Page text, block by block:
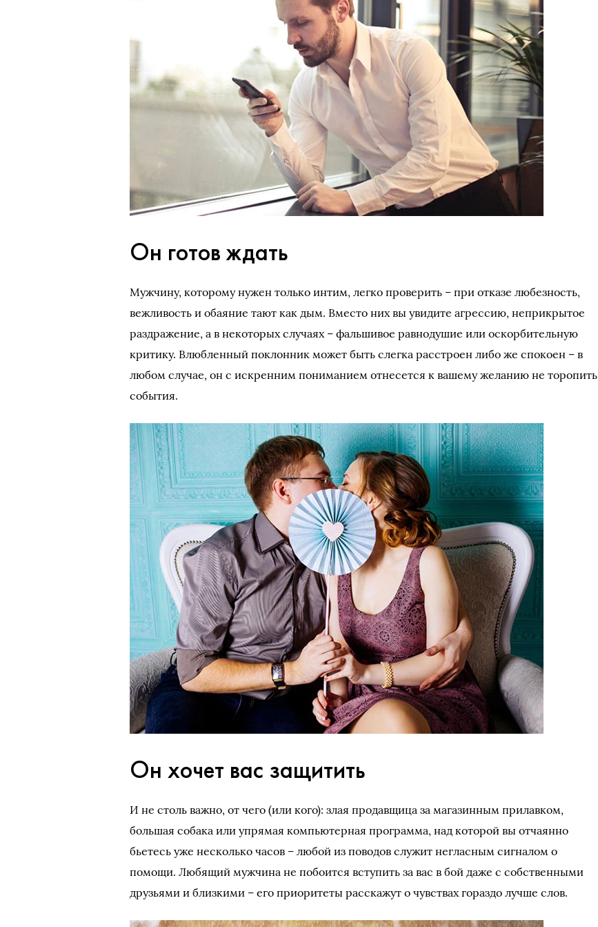
Он готов ждать
Мужчину, которому нужен только интим, легко проверить – при отказе любезность,
вежливость и обаяние тают как дым. Вместо них вы увидите агрессию, неприкрытое
раздражение, а в некоторых случаях – фальшивое равнодушие или оскорбительную
критику. Влюбленный поклонник может быть слегка расстроен либо же спокоен – в
любом случае, он с искренним пониманием отнесется к вашему желанию не торопить
события.
Он хочет вас защитить
И не столь важно, от чего (или кого): злая продавщица за магазинным прилавком,
большая собака или упрямая компьютерная программа, над которой вы отчаянно
бьетесь уже несколько часов – любой из поводов служит негласным сигналом о
помощи. Любящий мужчина не побоится вступить за вас в бой даже с собственными
друзьями и близкими – его приоритеты расскажут о чувствах гораздо лучше слов.